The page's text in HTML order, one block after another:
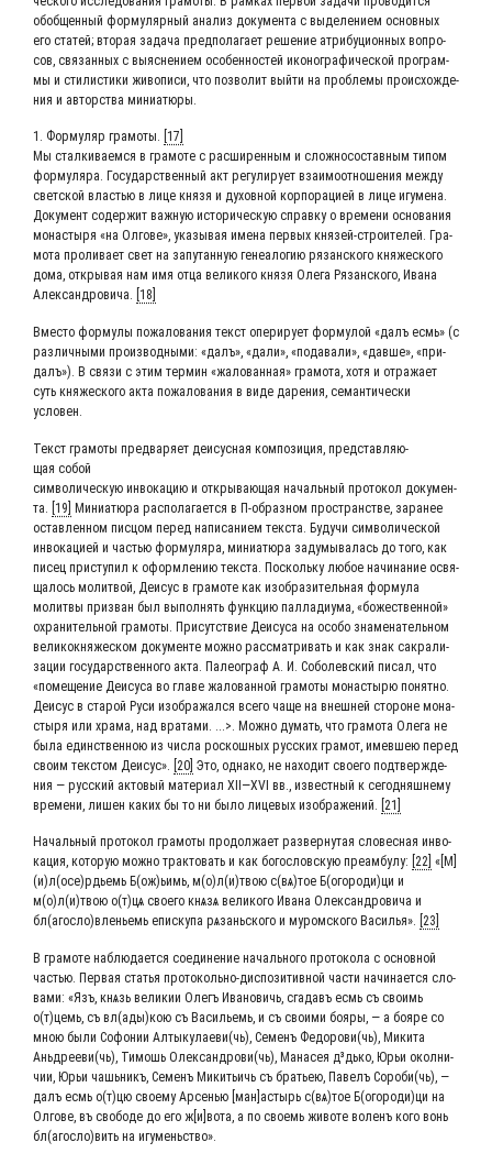
обоб­щен­ный фор­му­ляр­ный ана­лиз доку­мен­та с выде­ле­ни­ем основ­ных
его ста­тей; вто­рая зада­ча пред­по­ла­га­ет реше­ние атри­бу­ци­он­ных вопро­
сов, свя­зан­ных с выяс­не­ни­ем осо­бен­но­стей ико­но­гра­фи­че­ской про­грам­
мы и сти­ли­сти­ки живо­пи­си, что поз­во­лит вый­ти на про­бле­мы про­ис­хож­де­
ния и автор­ства миниатюры.
1. Фор­му­ляр гра­мо­ты. [17]
Мы стал­ки­ва­ем­ся в гра­мо­те с рас­ши­рен­ным и слож­но­со­став­ным типом
фор­му­ля­ра. Госу­дар­ствен­ный акт регу­ли­ру­ет вза­и­мо­от­но­ше­ния меж­ду
свет­ской вла­стью в лице кня­зя и духов­ной кор­по­ра­ци­ей в лице игу­ме­на.
Доку­мент содер­жит важ­ную исто­ри­че­скую справ­ку о вре­ме­ни осно­ва­ния
мона­сты­ря «на Олго­ве», ука­зы­вая име­на пер­вых кня­зей-стро­и­те­лей. Гра­
мо­та про­ли­ва­ет свет на запу­тан­ную гене­а­ло­гию рязан­ско­го кня­же­ско­го
дома, откры­вая нам имя отца вели­ко­го кня­зя Оле­га Рязан­ско­го, Ива­на
Алек­сан­дро­ви­ча. [18]
Вме­сто фор­му­лы пожа­ло­ва­ния текст опе­ри­ру­ет фор­му­лой «далъ есмь» (с
раз­лич­ны­ми про­из­вод­ны­ми: «далъ», «дали», «пода­ва­ли», «дав­ше», «при­
далъ»). В свя­зи с этим тер­мин «жало­ван­ная» гра­мо­та, хотя и отра­жа­ет
суть кня­же­ско­го акта пожа­ло­ва­ния в виде даре­ния, семан­ти­че­ски
условен.
Текст гра­мо­ты пред­ва­ря­ет деи­сус­ная ком­по­зи­ция, пред­став­ля­ю­
щая собой
сим­во­ли­че­скую инво­ка­цию и откры­ва­ю­щая началь­ный про­то­кол доку­мен­
та.
[19] Мини­а­тю­ра рас­по­ла­га­ет­ся в П‑образном про­стран­стве, зара­нее
остав­лен­ном пис­цом перед напи­са­ни­ем тек­ста. Будучи сим­во­ли­че­ской
инво­ка­ци­ей и частью фор­му­ля­ра, мини­а­тю­ра заду­мы­ва­лась до того, как
писец при­сту­пил к оформ­ле­нию тек­ста. Посколь­ку любое начи­на­ние освя­
ща­лось молит­вой, Деи­сус в гра­мо­те как изоб­ра­зи­тель­ная фор­му­ла
молит­вы при­зван был выпол­нять функ­цию пал­ла­ди­у­ма, «боже­ствен­ной»
охра­ни­тель­ной гра­мо­ты. При­сут­ствие Деи­су­са на осо­бо зна­ме­на­тель­ном
вели­ко­кня­же­ском доку­мен­те мож­но рас­смат­ри­вать и как знак сакра­ли­
за­ции госу­дар­ствен­но­го акта. Палео­граф А. И. Собо­лев­ский писал, что
«поме­ще­ние Деи­су­са во гла­ве жало­ван­ной гра­мо­ты мона­сты­рю понят­но.
Деи­сус в ста­рой Руси изоб­ра­жал­ся все­го чаще на внеш­ней сто­роне мона­
сты­ря или хра­ма, над вра­та­ми. ...>. Мож­но думать, что гра­мо­та Оле­га не
была един­ствен­ною из чис­ла рос­кош­ных рус­ских гра­мот, имев­шею перед
сво­им тек­стом Деи­сус».
[20] Это, одна­ко, не нахо­дит сво­е­го под­твер­жде­
ния ― рус­ский акто­вый мате­ри­ал XII―XVI вв., извест­ный к сего­дняш­не­му
вре­ме­ни, лишен каких бы то ни было лице­вых изоб­ра­же­ний.
[21]
Началь­ный про­то­кол гра­мо­ты про­дол­жа­ет раз­вер­ну­тая сло­вес­ная инво­
ка­ция, кото­рую мож­но трак­то­вать и как бого­слов­скую пре­ам­бу­лу: [22] «[М]
(и)л(осе)рдьемь Б(ож)ьимь, м(о)л(и)твою с(вѧ)тое Б(огороди)ци и
м(о)л(и)твою о(т)цѧ сво­е­го кнѧзѧ вели­ко­го Ива­на Олек­сан­дро­ви­ча и
бл(агосло)вленьемь епи­ску­па рѧзань­ско­го и муром­ско­го Васи­лья». [23]
В гра­мо­те наблю­да­ет­ся соеди­не­ние началь­но­го про­то­ко­ла с основ­ной
частью. Пер­вая ста­тья про­то­коль­но-дис­по­зи­тив­ной части начи­на­ет­ся сло­
ва­ми: «Язъ, кнѧзь вели­кии Олегъ Ива­но­вичь, сга­давъ есмь съ сво­имь
о(т)цемь, съ вл(ады)кою съ Васи­льемь, и съ сво­и­ми бояры, ― а бояре со
мною были Софо­нии Алтыкулаеви(чь), Семенъ Федорови(чь), Мики­та
Аньдрееви(чь), Тимошь Олександрови(чь), Мана­сея д³дь­ко, Юрьи окол­ни­
чии, Юрьи чашь­никъ, Семенъ Мики­тьичь съ бра­тьею, Павелъ Сороби(чь), ―
далъ есмь о(т)цю сво­е­му Арсе­нью [ман]астырь с(вѧ)тое Б(огороди)ци на
Олго­ве, въ сво­бо­де до его ж[и]вота, а по сво­емь живо­те воленъ кого вонь
бл(агосло)вить на игуменьство».